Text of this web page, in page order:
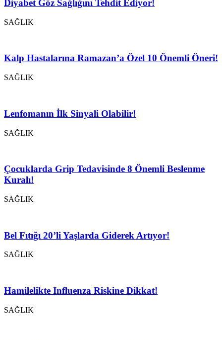
Diyabet Göz Sağlığını Tehdit Ediyor!
SAĞLIK
Kalp Hastalarına Ramazan’a Özel 10 Önemli Öneri!
SAĞLIK
Lenfomanın İlk Sinyali Olabilir!
SAĞLIK
Çocuklarda Grip Tedavisinde 8 Önemli Beslenme
Kuralı!
SAĞLIK
Bel Fıtığı 20’li Yaşlarda Giderek Artıyor!
SAĞLIK
Hamilelikte Influenza Riskine Dikkat!
SAĞLIK